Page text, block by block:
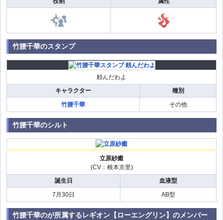
竹腰千華のスタンプ
頼んだわよ
キャラクター
種別
竹腰千華
その他
竹腰千華のシルト
立原紗癒
(CV：根本京里)
誕生日
血液型
7月30日
AB型
竹腰千華のが所属するレギオン【ローエングリン】のメンバー